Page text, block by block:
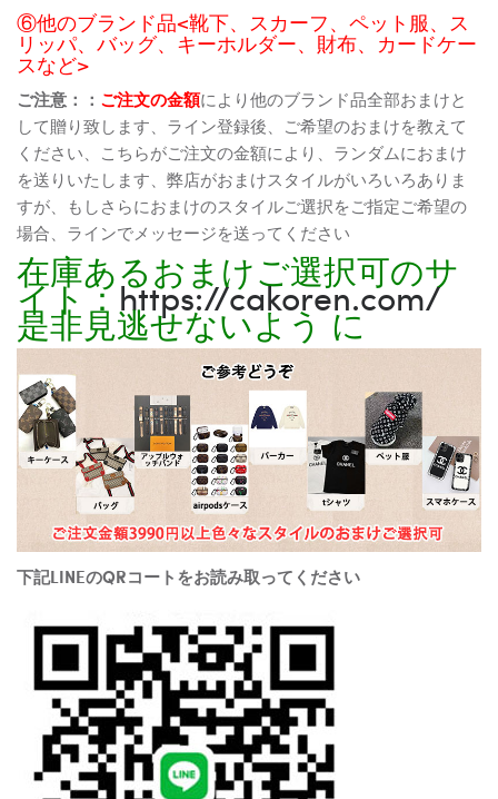
⑥他のブランド品<靴下、スカーフ、ペット服、ス
リッパ、バッグ、キーホルダー、財布、カードケー
スなど>
ご注意：： ご注文の金額により他のブランド品全部おまけと
して贈り致します、ライン登録後、ご希望のおまけを教えて
ください、こちらがご注文の金額により、ランダムにおまけ
を送りいたします、弊店がおまけスタイルがいろいろありま
すが、もしさらにおまけのスタイルご選択をご指定ご希望の
場合、ラインでメッセージを送ってください
在庫あるおまけご選択可のサ
イト：https://cakoren.com/
是非見逃せないよう に
下記LINEのQRコートをお読み取ってください